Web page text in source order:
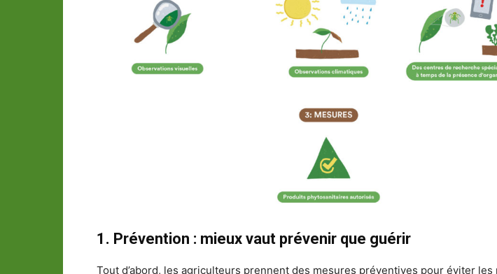
1. Prévention : mieux vaut prévenir que guérir
Tout d’abord, les agriculteurs prennent des mesures préventives pour éviter les